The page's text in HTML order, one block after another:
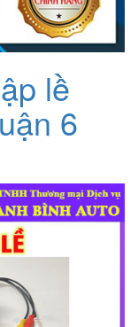
lề
6